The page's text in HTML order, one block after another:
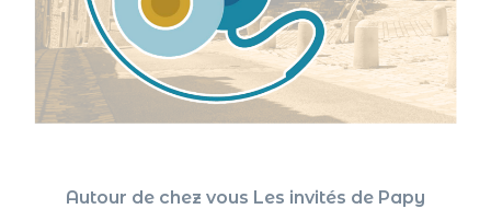
Autour de chez vous Les invités de Papy